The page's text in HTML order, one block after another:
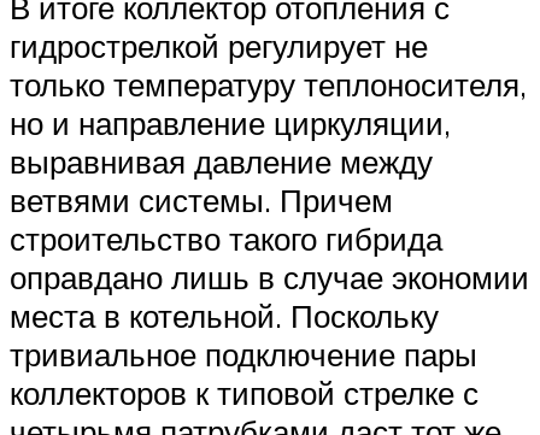
гидрострелкой регулирует не
только температуру теплоносителя,
но и направление циркуляции,
выравнивая давление между
ветвями системы. Причем
строительство такого гибрида
оправдано лишь в случае экономии
места в котельной. Поскольку
тривиальное подключение пары
коллекторов к типовой стрелке с